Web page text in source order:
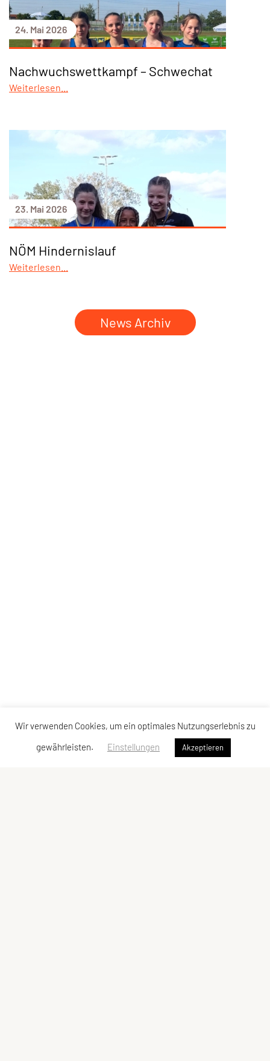
24. Mai 2026
Nachwuchswettkampf – Schwechat
Weiterlesen...
23. Mai 2026
NÖM Hindernislauf
Weiterlesen...
News Archiv
Wir verwenden Cookies, um ein optimales Nutzungserlebnis zu
gewährleisten.
Einstellungen Akzeptieren